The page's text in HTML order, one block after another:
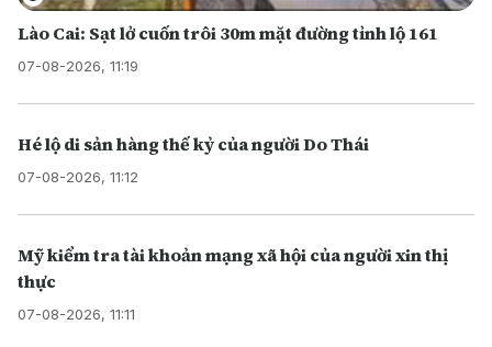
Lào Cai: Sạt lở cuốn trôi 30m mặt đường tỉnh lộ 161
07-08-2026, 11:19
Hé lộ di sản hàng thế kỷ của người Do Thái
07-08-2026, 11:12
Mỹ kiểm tra tài khoản mạng xã hội của người xin thị
thực
07-08-2026, 11:11